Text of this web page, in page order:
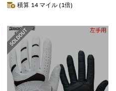
積算 14 マイル (1倍)